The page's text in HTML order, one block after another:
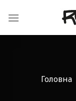
Головна